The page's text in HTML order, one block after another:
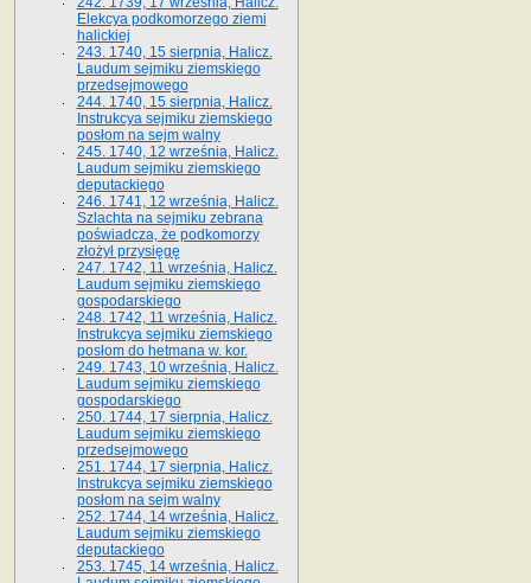
Elekcya podkomorzego ziemi
halickiej
243. 1740, 15 sierpnia, Halicz.
Laudum sejmiku ziemskiego
przedsejmowego
244. 1740, 15 sierpnia, Halicz.
Instrukcya sejmiku ziemskiego
posłom na sejm walny
245. 1740, 12 września, Halicz.
Laudum sejmiku ziemskiego
deputackiego
246. 1741, 12 września, Halicz.
Szlachta na sejmiku zebrana
poświadcza, że podkomorzy
złożył przysięgę
247. 1742, 11 września, Halicz.
Laudum sejmiku ziemskiego
gospodarskiego
248. 1742, 11 września, Halicz.
Instrukcya sejmiku ziemskiego
posłom do hetmana w. kor.
249. 1743, 10 września, Halicz.
Laudum sejmiku ziemskiego
gospodarskiego
250. 1744, 17 sierpnia, Halicz.
Laudum sejmiku ziemskiego
przedsejmowego
251. 1744, 17 sierpnia, Halicz.
Instrukcya sejmiku ziemskiego
posłom na sejm walny
252. 1744, 14 września, Halicz.
Laudum sejmiku ziemskiego
deputackiego
253. 1745, 14 września, Halicz.